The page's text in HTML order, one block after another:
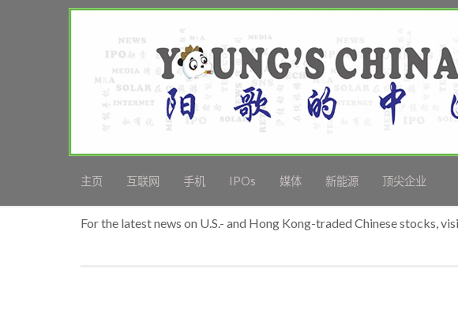
主页 互联网 手机 IPOs 媒体 新能源 顶尖企业
For the latest news on U.S.- and Hong Kong-traded Chinese stocks,